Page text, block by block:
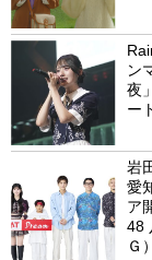
ン
夜
ー
岩
愛
ア
48
Ｇ